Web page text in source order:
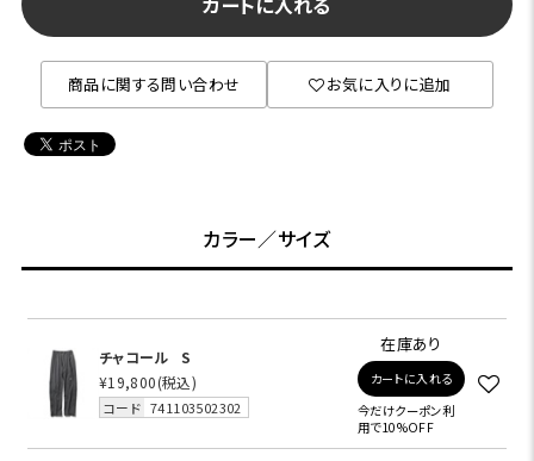
商品に関する問い合わせ お気に入りに追加
カラー／サイズ
チャコール
S
¥19,800(税込)
コード 741103502302
在庫あり
カートに入れる
今だけクーポン利
用で10%OFF